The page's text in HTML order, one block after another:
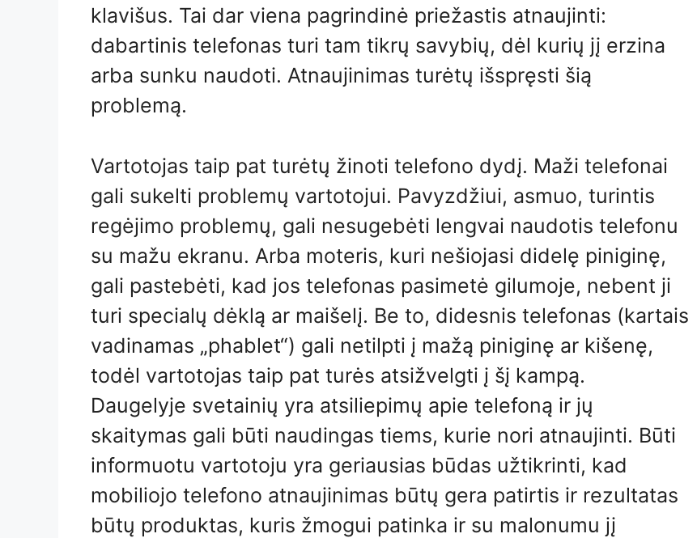
klavišus. Tai dar viena pagrindinė priežastis atnaujinti:
dabartinis telefonas turi tam tikrų savybių, dėl kurių jį erzina
arba sunku naudoti. Atnaujinimas turėtų išspręsti šią
problemą.
Vartotojas taip pat turėtų žinoti telefono dydį. Maži telefonai
gali sukelti problemų vartotojui. Pavyzdžiui, asmuo, turintis
regėjimo problemų, gali nesugebėti lengvai naudotis telefonu
su mažu ekranu. Arba moteris, kuri nešiojasi didelę piniginę,
gali pastebėti, kad jos telefonas pasimetė gilumoje, nebent ji
turi specialų dėklą ar maišelį. Be to, didesnis telefonas (kartais
vadinamas „phablet“) gali netilpti į mažą piniginę ar kišenę,
todėl vartotojas taip pat turės atsižvelgti į šį kampą.
Daugelyje svetainių yra atsiliepimų apie telefoną ir jų
skaitymas gali būti naudingas tiems, kurie nori atnaujinti. Būti
informuotu vartotoju yra geriausias būdas užtikrinti, kad
mobiliojo telefono atnaujinimas būtų gera patirtis ir rezultatas
būtų produktas, kuris žmogui patinka ir su malonumu jį